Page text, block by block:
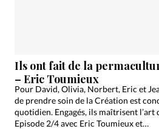
Ils ont fait de la
– Eric Toumieux
Pour David, Olivia, Norbert, Eric et
de prendre soin de la Création est
quotidien. Engagés, ils maîtrisent l’art
Episode 2/4 avec Eric Toumieux et…